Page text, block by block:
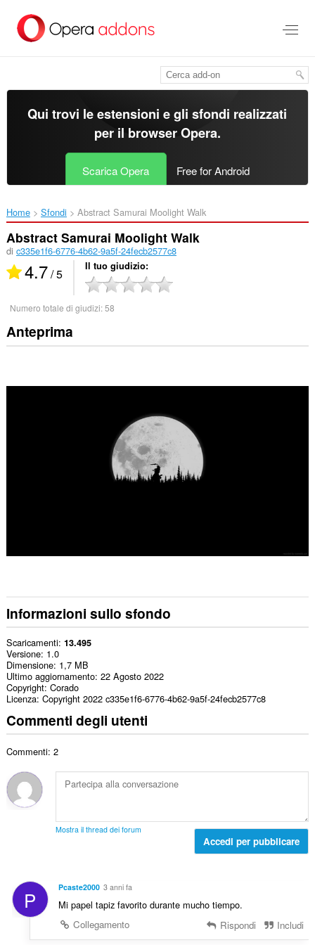
contenuto
Qui trovi le estensioni e gli sfondi realizzati
per il browser Opera.
Scarica Opera Free for Android
Home Sfondi Abstract Samurai Moolight Walk‎
Abstract Samurai Moolight Walk
di c335e1f6-6776-4b62-9a5f-24fecb2577c8
4.7/ 5 Il tuo giudizio
Numero totale di giudizi:58
Anteprima
Informazioni sullo sfondo
Scaricamenti 13.495
Versione 1.0
Dimensione 1,7 MB
Ultimo aggiornamento 22 Agosto 2022
Copyright Corado
Licenza Copyright 2022 c335e1f6-6776-4b62-9a5f-24fecb2577c8
Commenti degli utenti
Commenti: 2
Mostra il thread dei forum
Accedi per pubblicare
P Pcaste2000 3 anni fa
Mi papel tapiz favorito durante mucho tiempo.
Collegamento
Rispondi Includi